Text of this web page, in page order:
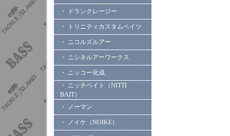
・ ドランクレージー
・ トリニティカスタムベイツ
・ ニコルズルアー
・ ニシネルアーワークス
・ ニッコー化成
・ ニッチベイト（NITTI
BAIT）
・ ノーマン
・ ノイケ（NOIKE）